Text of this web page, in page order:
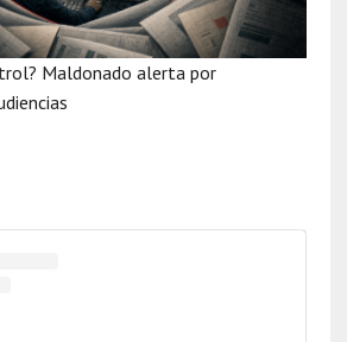
Maldonado alerta por